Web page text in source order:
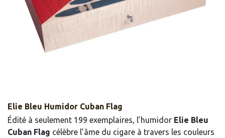
Elie Bleu Humidor Cuban Flag
Édité à seulement 199 exemplaires, l’humidor Elie Bleu
Cuban Flag célèbre l’âme du cigare à travers les couleurs